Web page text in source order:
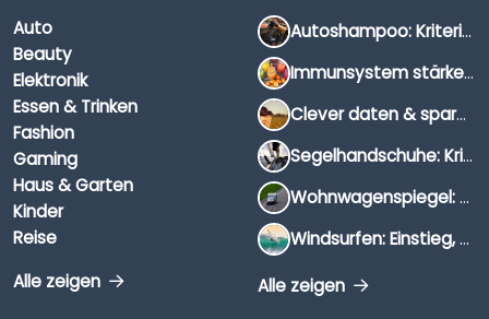
Auto
Beauty
Elektronik
Essen & Trinken
Fashion
Gaming
Haus & Garten
Kinder
Reise
Alle zeigen
Autoshampoo: Kriterien, Unterschiede & Anwendung
Immunsystem stärken: Hausmittel, Vitamine & Wissenswertes
Clever daten & sparen: So findest du die besten Deals für Dates und Unternehmungen
Segelhandschuhe: Kriterien, Materialien & Tipps
Wohnwagenspiegel: Auswahl, Preise & Montage
Windsurfen: Einstieg, Ausrüstung & Tipps
Alle zeigen